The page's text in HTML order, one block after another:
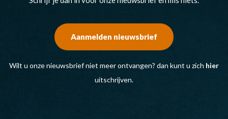
Aanmelden nieuwsbrief
Wilt u onze nieuwsbrief niet meer ontvangen? dan kunt u zich hier
uitschrijven.